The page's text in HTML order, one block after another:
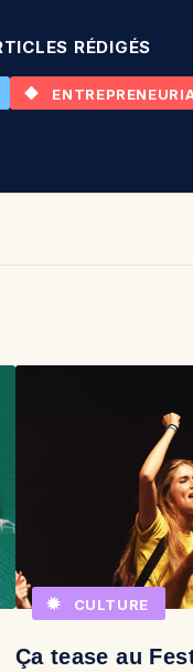
RÉDIGÉS
CULTURE
Ça tease au